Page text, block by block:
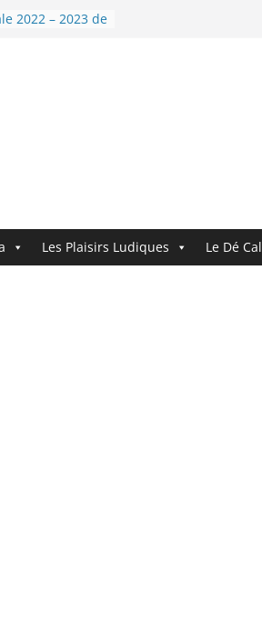
le
logo !
Les Plaisirs Ludiques Le Dé